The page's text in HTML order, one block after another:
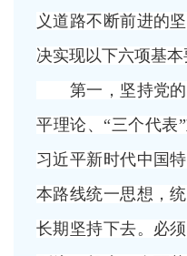
义道路不断前进的
决实现以下六项基本
第一，坚持党的
平理论、 “三个代表
习近平新时代中国
本路线统一思想，
长期坚持下去。必